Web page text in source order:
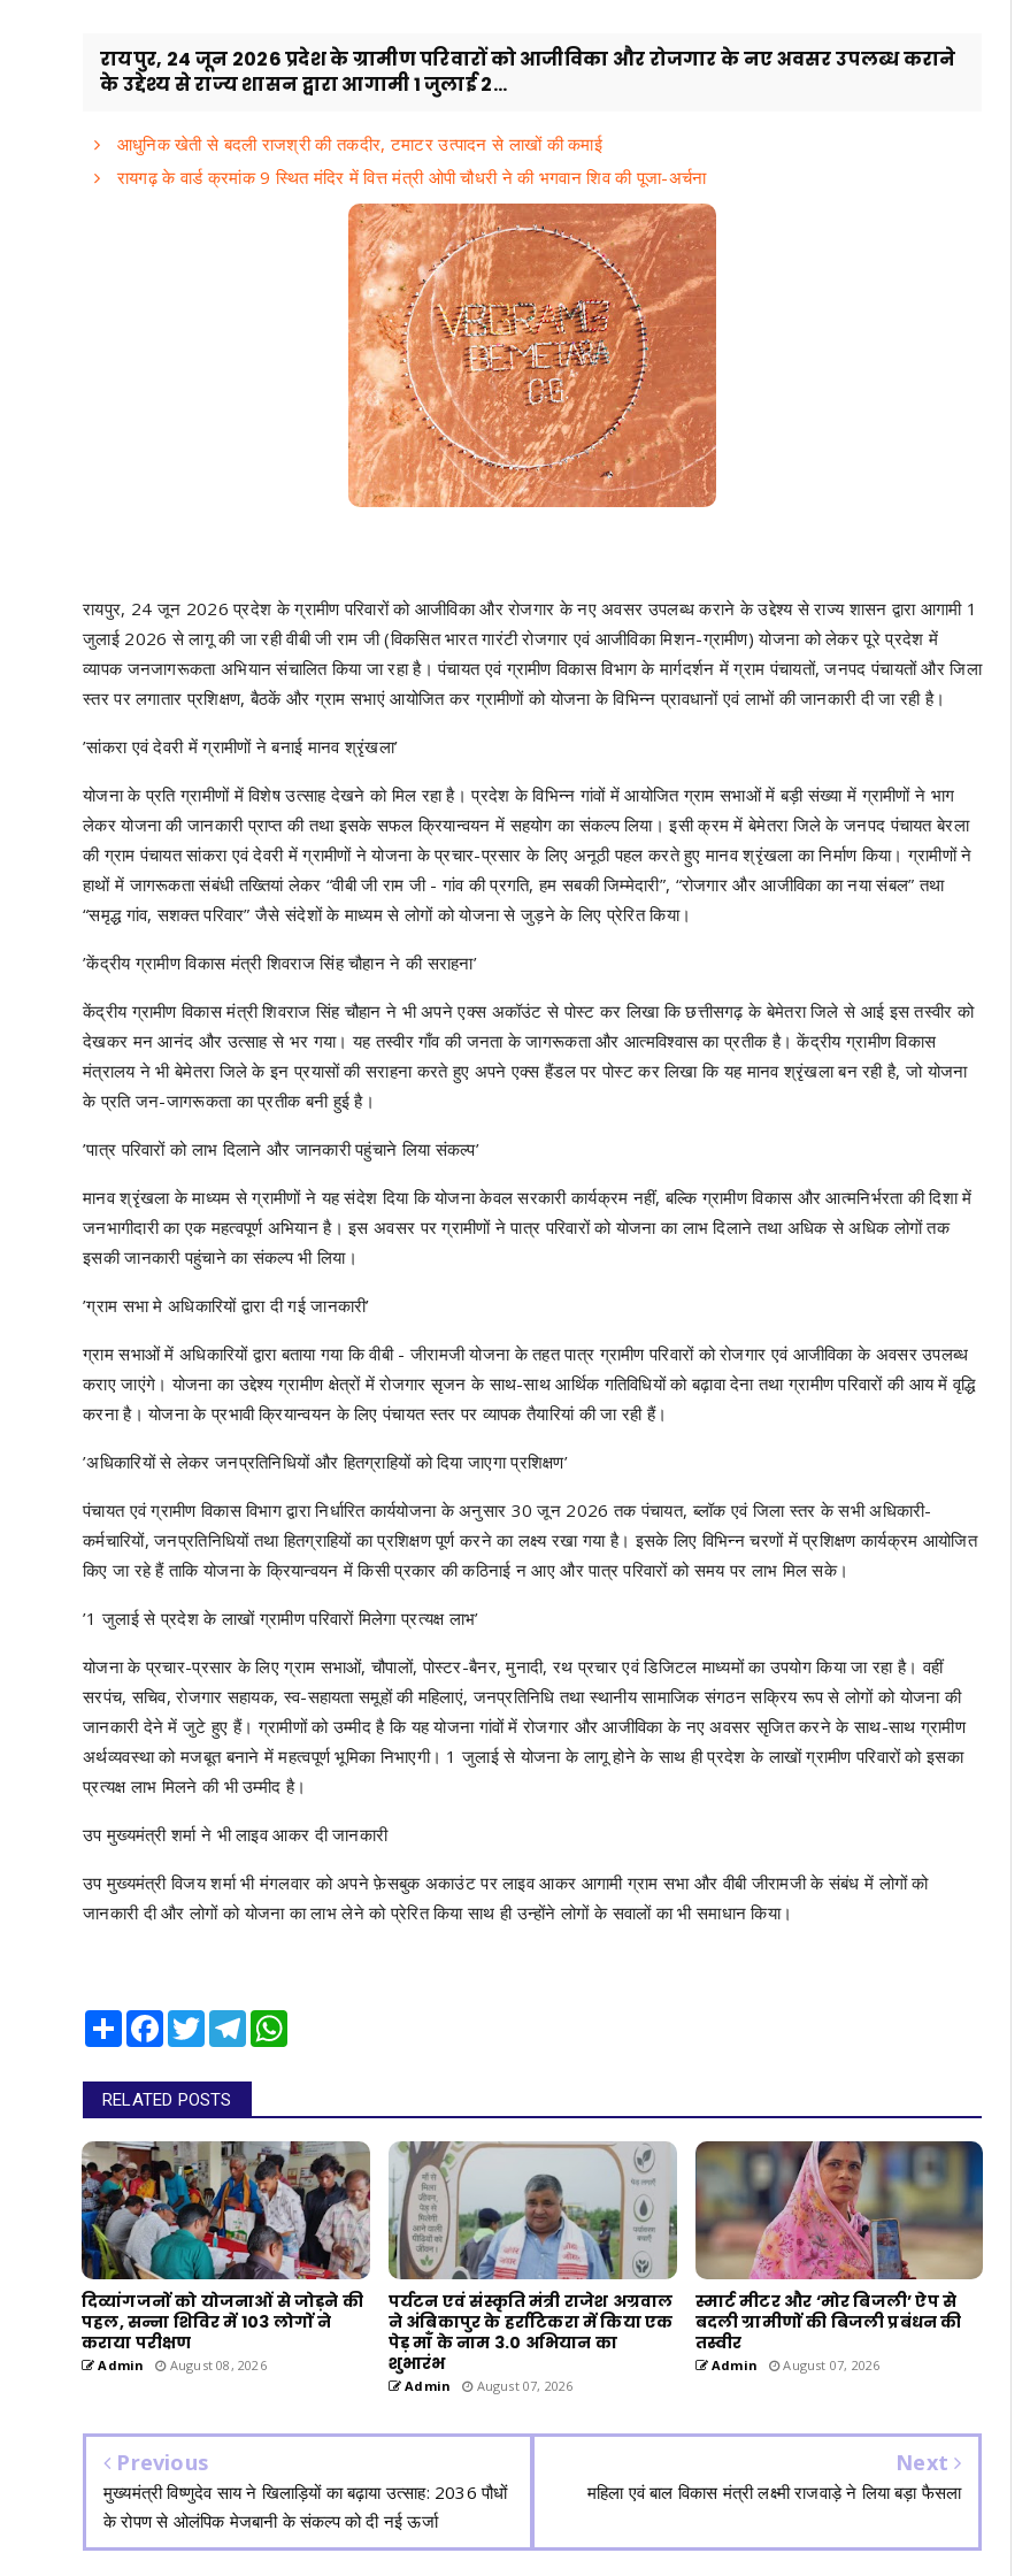
रायपुर, 24 जून 2026 प्रदेश के ग्रामीण परिवारों को आजीविका और रोजगार के नए अवसर उपलब्ध कराने
के उद्देश्य से राज्य शासन द्वारा आगामी 1 जुलाई 2...
आधुनिक खेती से बदली राजश्री की तकदीर, टमाटर उत्पादन से लाखों की कमाई
रायगढ़ के वार्ड क्रमांक 9 स्थित मंदिर में वित्त मंत्री ओपी चौधरी ने की भगवान शिव की पूजा-अर्चना
रायपुर, 24 जून 2026 प्रदेश के ग्रामीण परिवारों को आजीविका और रोजगार के नए अवसर उपलब्ध कराने के उद्देश्य से राज्य शासन द्वारा आगामी 1
जुलाई 2026 से लागू की जा रही वीबी जी राम जी (विकसित भारत गारंटी रोजगार एवं आजीविका मिशन-ग्रामीण) योजना को लेकर पूरे प्रदेश में
व्यापक जनजागरूकता अभियान संचालित किया जा रहा है। पंचायत एवं ग्रामीण विकास विभाग के मार्गदर्शन में ग्राम पंचायतों, जनपद पंचायतों और जिला
स्तर पर लगातार प्रशिक्षण, बैठकें और ग्राम सभाएं आयोजित कर ग्रामीणों को योजना के विभिन्न प्रावधानों एवं लाभों की जानकारी दी जा रही है।
’सांकरा एवं देवरी में ग्रामीणों ने बनाई मानव श्रृंखला’
योजना के प्रति ग्रामीणों में विशेष उत्साह देखने को मिल रहा है। प्रदेश के विभिन्न गांवों में आयोजित ग्राम सभाओं में बड़ी संख्या में ग्रामीणों ने भाग
लेकर योजना की जानकारी प्राप्त की तथा इसके सफल क्रियान्वयन में सहयोग का संकल्प लिया। इसी क्रम में बेमेतरा जिले के जनपद पंचायत बेरला
की ग्राम पंचायत सांकरा एवं देवरी में ग्रामीणों ने योजना के प्रचार-प्रसार के लिए अनूठी पहल करते हुए मानव श्रृंखला का निर्माण किया। ग्रामीणों ने
हाथों में जागरूकता संबंधी तख्तियां लेकर “वीबी जी राम जी - गांव की प्रगति, हम सबकी जिम्मेदारी”, “रोजगार और आजीविका का नया संबल” तथा
“समृद्ध गांव, सशक्त परिवार” जैसे संदेशों के माध्यम से लोगों को योजना से जुड़ने के लिए प्रेरित किया।
’केंद्रीय ग्रामीण विकास मंत्री शिवराज सिंह चौहान ने की सराहना’
केंद्रीय ग्रामीण विकास मंत्री शिवराज सिंह चौहान ने भी अपने एक्स अकॉउंट से पोस्ट कर लिखा कि छत्तीसगढ़ के बेमेतरा जिले से आई इस तस्वीर को
देखकर मन आनंद और उत्साह से भर गया। यह तस्वीर गाँव की जनता के जागरूकता और आत्मविश्वास का प्रतीक है। केंद्रीय ग्रामीण विकास
मंत्रालय ने भी बेमेतरा जिले के इन प्रयासों की सराहना करते हुए अपने एक्स हैंडल पर पोस्ट कर लिखा कि यह मानव श्रृंखला बन रही है, जो योजना
के प्रति जन-जागरूकता का प्रतीक बनी हुई है।
’पात्र परिवारों को लाभ दिलाने और जानकारी पहुंचाने लिया संकल्प’
मानव श्रृंखला के माध्यम से ग्रामीणों ने यह संदेश दिया कि योजना केवल सरकारी कार्यक्रम नहीं, बल्कि ग्रामीण विकास और आत्मनिर्भरता की दिशा में
जनभागीदारी का एक महत्वपूर्ण अभियान है। इस अवसर पर ग्रामीणों ने पात्र परिवारों को योजना का लाभ दिलाने तथा अधिक से अधिक लोगों तक
इसकी जानकारी पहुंचाने का संकल्प भी लिया।
’ग्राम सभा मे अधिकारियों द्वारा दी गई जानकारी’
ग्राम सभाओं में अधिकारियों द्वारा बताया गया कि वीबी - जीरामजी योजना के तहत पात्र ग्रामीण परिवारों को रोजगार एवं आजीविका के अवसर उपलब्ध
कराए जाएंगे। योजना का उद्देश्य ग्रामीण क्षेत्रों में रोजगार सृजन के साथ-साथ आर्थिक गतिविधियों को बढ़ावा देना तथा ग्रामीण परिवारों की आय में वृद्धि
करना है। योजना के प्रभावी क्रियान्वयन के लिए पंचायत स्तर पर व्यापक तैयारियां की जा रही हैं।
’अधिकारियों से लेकर जनप्रतिनिधियों और हितग्राहियों को दिया जाएगा प्रशिक्षण’
पंचायत एवं ग्रामीण विकास विभाग द्वारा निर्धारित कार्ययोजना के अनुसार 30 जून 2026 तक पंचायत, ब्लॉक एवं जिला स्तर के सभी अधिकारी-
कर्मचारियों, जनप्रतिनिधियों तथा हितग्राहियों का प्रशिक्षण पूर्ण करने का लक्ष्य रखा गया है। इसके लिए विभिन्न चरणों में प्रशिक्षण कार्यक्रम आयोजित
किए जा रहे हैं ताकि योजना के क्रियान्वयन में किसी प्रकार की कठिनाई न आए और पात्र परिवारों को समय पर लाभ मिल सके।
’1 जुलाई से प्रदेश के लाखों ग्रामीण परिवारों मिलेगा प्रत्यक्ष लाभ’
योजना के प्रचार-प्रसार के लिए ग्राम सभाओं, चौपालों, पोस्टर-बैनर, मुनादी, रथ प्रचार एवं डिजिटल माध्यमों का उपयोग किया जा रहा है। वहीं
सरपंच, सचिव, रोजगार सहायक, स्व-सहायता समूहों की महिलाएं, जनप्रतिनिधि तथा स्थानीय सामाजिक संगठन सक्रिय रूप से लोगों को योजना की
जानकारी देने में जुटे हुए हैं। ग्रामीणों को उम्मीद है कि यह योजना गांवों में रोजगार और आजीविका के नए अवसर सृजित करने के साथ-साथ ग्रामीण
अर्थव्यवस्था को मजबूत बनाने में महत्वपूर्ण भूमिका निभाएगी। 1 जुलाई से योजना के लागू होने के साथ ही प्रदेश के लाखों ग्रामीण परिवारों को इसका
प्रत्यक्ष लाभ मिलने की भी उम्मीद है।
उप मुख्यमंत्री शर्मा ने भी लाइव आकर दी जानकारी
उप मुख्यमंत्री विजय शर्मा भी मंगलवार को अपने फ़ेसबुक अकाउंट पर लाइव आकर आगामी ग्राम सभा और वीबी जीरामजी के संबंध में लोगों को
जानकारी दी और लोगों को योजना का लाभ लेने को प्रेरित किया साथ ही उन्होंने लोगों के सवालों का भी समाधान किया।
Share Facebook
TwitterTelegram
RELATED POSTS
दिव्यांगजनों को योजनाओं से जोड़ने की
पहल, सन्ना शिविर में 103 लोगों ने
कराया परीक्षण
Admin August 08, 2026
पर्यटन एवं संस्कृति मंत्री राजेश अग्रवाल
ने अंबिकापुर के हर्राटिकरा में किया एक
पेड़ माँ के नाम 3.0 अभियान का
शुभारंभ
Admin August 07, 2026
स्मार्ट मीटर और ‘मोर बिजली’ ऐप से
बदली ग्रामीणों की बिजली प्रबंधन की
तस्वीर
Admin August 07, 2026
Previous
मुख्यमंत्री विष्णुदेव साय ने खिलाड़ियों का बढ़ाया उत्साह: 2036 पौधों
के रोपण से ओलंपिक मेजबानी के संकल्प को दी नई ऊर्जा
Next
महिला एवं बाल विकास मंत्री लक्ष्मी राजवाड़े ने लिया बड़ा फैसला